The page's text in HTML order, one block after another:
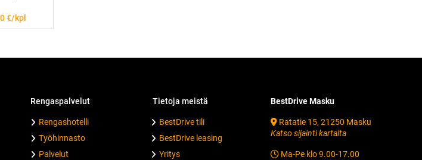
€/kpl
Rengaspalvelut
Rengashotelli
Työhinnasto
Palvelut
Tietoja meistä
BestDrive tili
BestDrive leasing
Yritys
BestDrive Masku
Ratatie 15, 21250 Masku
Katso sijainti kartalta
Ma-Pe klo 9.00-17.00